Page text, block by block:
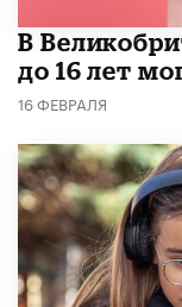
В
до 16 лет
16 ФЕВРАЛЯ